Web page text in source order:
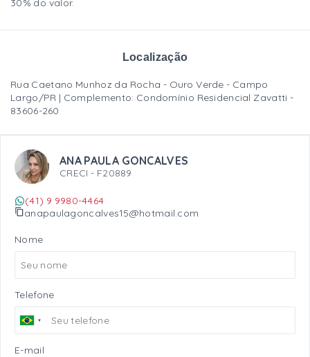
30% do valor.
Localização
Rua Caetano Munhoz da Rocha - Ouro Verde - Campo
Largo/PR | Complemento: Condomínio Residencial Zavatti -
83606-260
ANA PAULA GONCALVES
CRECI - F20889
(41) 9 9980-4464
anapaulagoncalves15@hotmail.com
Nome
Telefone
E-mail